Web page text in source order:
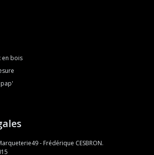
en bois
- Frédérique CESBRON.